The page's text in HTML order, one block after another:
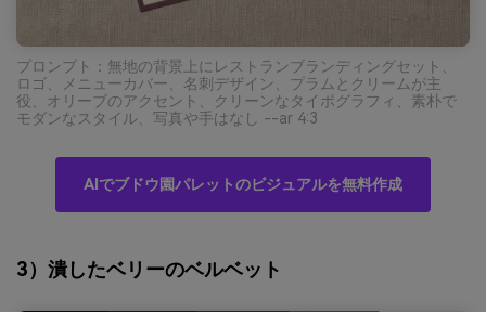
プロンプト：無地の背景上にレストランブランディングセット、
ロゴ、メニューカバー、名刺デザイン、プラムとクリームが主
役、オリーブのアクセント、クリーンなタイポグラフィ、素朴で
モダンなスタイル、写真や手はなし --ar 4:3
AIでブドウ園パレットのビジュアルを無料作成
3）潰したベリーのベルベット